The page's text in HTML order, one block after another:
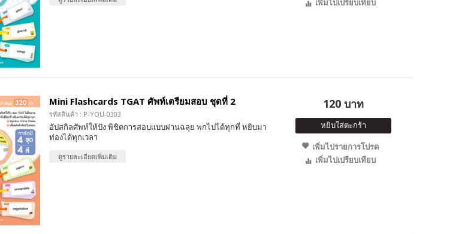
เพิ่มไปเปรียบเทียบ
Mini Flashcards TGAT ศัพท์เตรียมสอบ ชุดที่ 2
รหัสสินค้า : P-YOU-0303
อัปสกิลศัพท์ให้ปัง พิชิตการสอบแบบผ่านฉลุย พกไปได้ทุกที่ หยิบมา
ท่องได้ทุกเวลา
ดูรายละเอียดเพิ่มเติม
120 บาท
หยิบใส่ตะกร้า
เพิ่มไปรายการโปรด
เพิ่มไปเปรียบเทียบ